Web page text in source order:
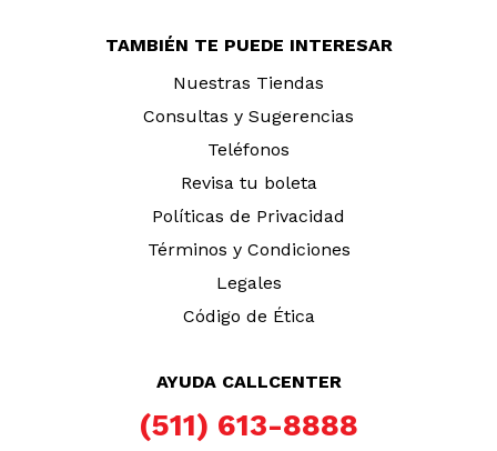
TAMBIÉN TE PUEDE INTERESAR
Nuestras Tiendas
Consultas y Sugerencias
Teléfonos
Revisa tu boleta
Políticas de Privacidad
Términos y Condiciones
Legales
Código de Ética
AYUDA CALLCENTER
(511) 613-8888